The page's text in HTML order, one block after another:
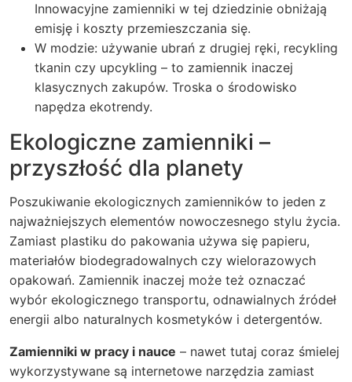
Innowacyjne zamienniki w tej dziedzinie obniżają
emisję i koszty przemieszczania się.
W modzie: używanie ubrań z drugiej ręki, recykling
tkanin czy upcykling – to zamiennik inaczej
klasycznych zakupów. Troska o środowisko
napędza ekotrendy.
Ekologiczne zamienniki –
przyszłość dla planety
Poszukiwanie ekologicznych zamienników to jeden z
najważniejszych elementów nowoczesnego stylu życia.
Zamiast plastiku do pakowania używa się papieru,
materiałów biodegradowalnych czy wielorazowych
opakowań. Zamiennik inaczej może też oznaczać
wybór ekologicznego transportu, odnawialnych źródeł
energii albo naturalnych kosmetyków i detergentów.
Zamienniki w pracy i nauce – nawet tutaj coraz śmielej
wykorzystywane są internetowe narzędzia zamiast